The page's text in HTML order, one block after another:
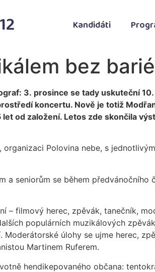
Kandidáti
bez
3. prosince se tady uskuteční
koncertu. Nově je totiž
od založení. Letos zde skončila
organizaci Polovina nebe, s
a seniorům se během
filmový herec, zpěvák, tanečník,
populárních muzikálových
úlohy se ujme herec,
Martinem Ruferem.
hendikepovaného občana: